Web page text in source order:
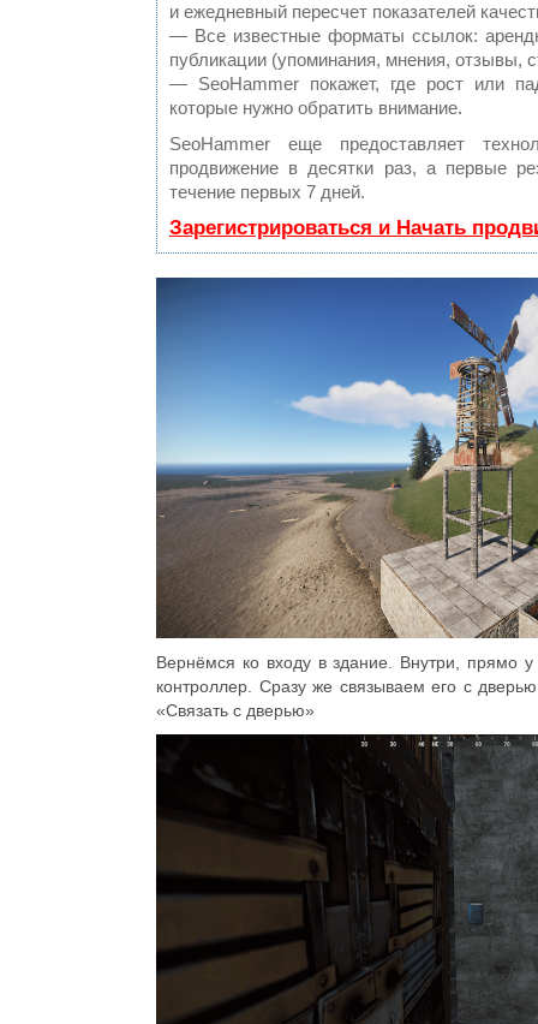
и ежедневный пересчет показателей
— Все известные форматы ссылок:
публикации (упоминания, мнения, отзывы,
— SeoHammer покажет, где рост или
которые нужно обратить внимание.
SeoHammer еще предоставляет
продвижение в десятки раз, а первые
течение первых 7 дней.
Зарегистрироваться и Начать
Вернёмся ко входу в здание. Внутри, прямо
контроллер. Сразу же связываем его с
«Связать с дверью»